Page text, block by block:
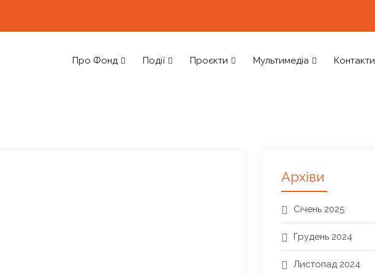
Про Фонд Події Проєкти Мультимедіа Контакти
Архіви
Січень 2025
Грудень 2024
Листопад 2024